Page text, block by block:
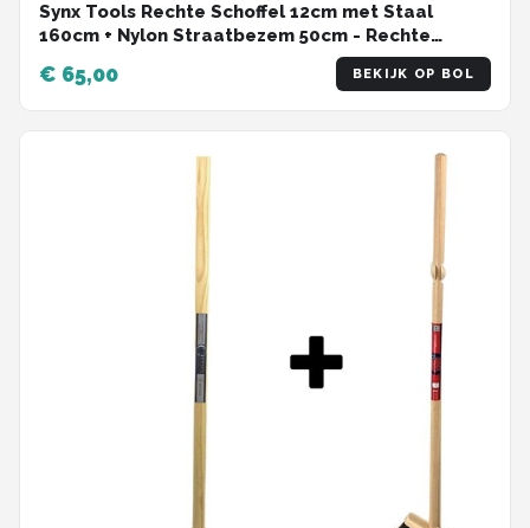
Synx Tools Rechte Schoffel 12cm met Staal
160cm + Nylon Straatbezem 50cm - Rechte
€ 65,00 BEKIJK OP BOL